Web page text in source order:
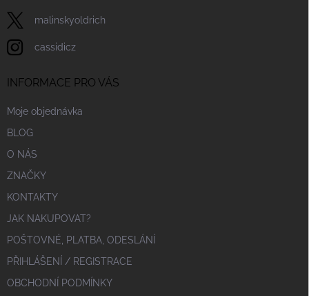
malinskyoldrich
cassidicz
INFORMACE PRO VÁS
Moje objednávka
BLOG
O NÁS
ZNAČKY
KONTAKTY
JAK NAKUPOVAT?
POŠTOVNÉ, PLATBA, ODESLÁNÍ
PŘIHLÁŠENÍ / REGISTRACE
OBCHODNÍ PODMÍNKY